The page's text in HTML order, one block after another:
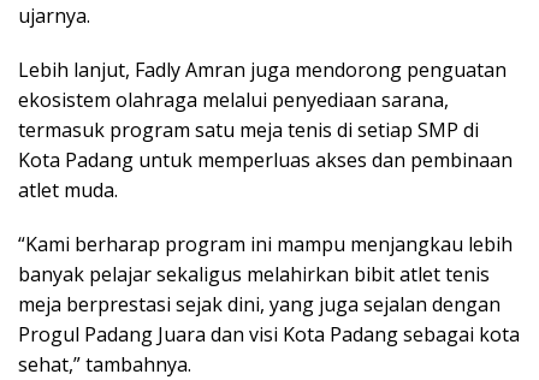
ujarnya.
Lebih lanjut, Fadly Amran juga mendorong penguatan
ekosistem olahraga melalui penyediaan sarana,
termasuk program satu meja tenis di setiap SMP di
Kota Padang untuk memperluas akses dan pembinaan
atlet muda.
“Kami berharap program ini mampu menjangkau lebih
banyak pelajar sekaligus melahirkan bibit atlet tenis
meja berprestasi sejak dini, yang juga sejalan dengan
Progul Padang Juara dan visi Kota Padang sebagai kota
sehat,” tambahnya.